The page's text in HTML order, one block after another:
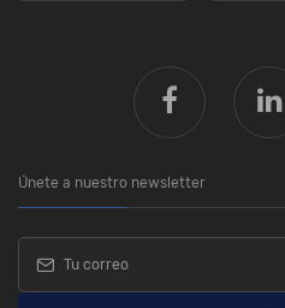
Únete a nuestro newsletter